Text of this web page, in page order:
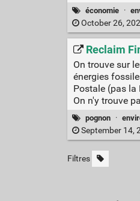
économie ·
October 26,
Reclaim
On trouve sur
énergies
Postale (pas la
On n'y trouve
pognon ·
September 14,
Filtres